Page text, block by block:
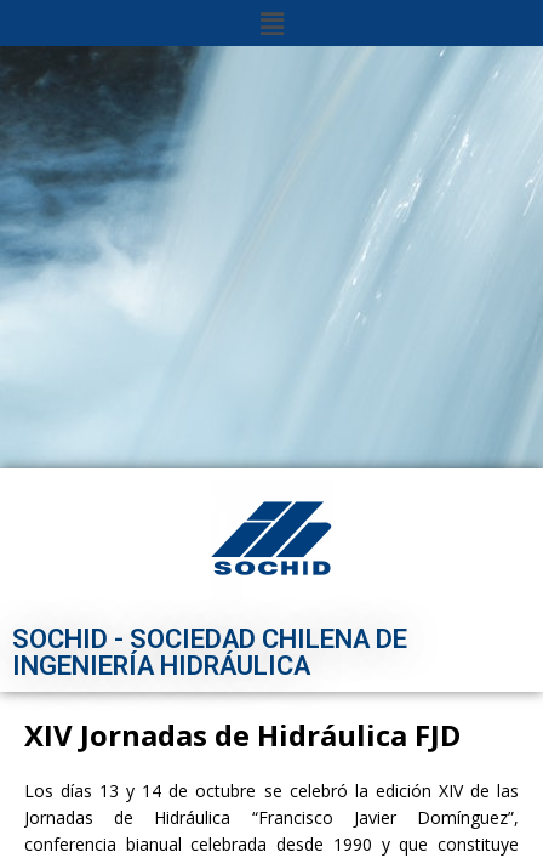
SOCHID - SOCIEDAD CHILENA DE
INGENIERÍA HIDRÁULICA
XIV Jornadas de Hidráulica FJD
Los días 13 y 14 de octubre se celebró la edición XIV de las
Jornadas de Hidráulica “Francisco Javier Domínguez”,
conferencia bianual celebrada desde 1990 y que constituye